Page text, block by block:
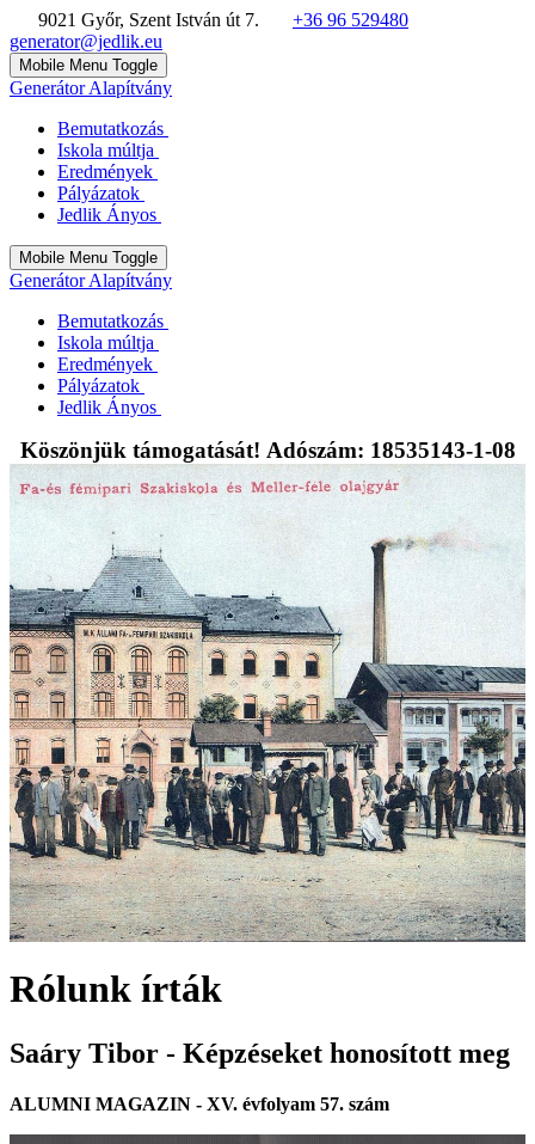
9021 Győr, Szent István út 7.
+36 96 529480
generator@jedlik.eu
Mobile Menu Toggle
Generátor Alapítvány
Bemutatkozás
Iskola múltja
Eredmények
Pályázatok
Jedlik Ányos
Mobile Menu Toggle
Generátor Alapítvány
Bemutatkozás
Iskola múltja
Eredmények
Pályázatok
Jedlik Ányos
Köszönjük támogatását! Adószám: 18535143-1-08
Rólunk írták
Saáry Tibor - Képzéseket honosított meg
ALUMNI MAGAZIN - XV. évfolyam 57. szám